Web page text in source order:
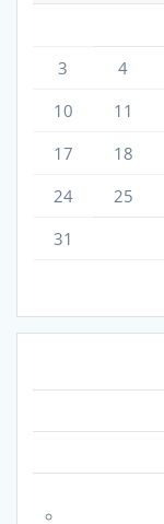
3
4
10
11
17
18
24
25
31